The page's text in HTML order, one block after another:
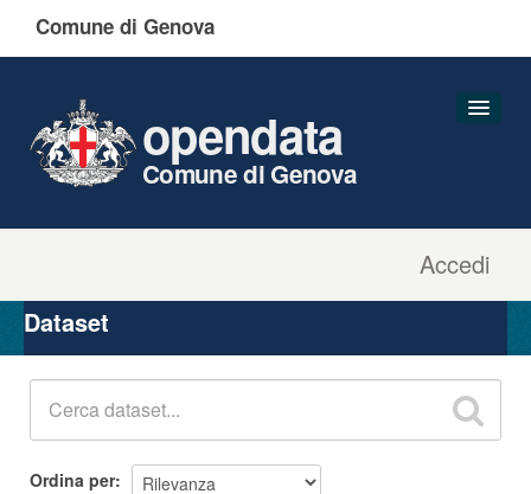
Comune di Genova
Accedi
opendata
Comune di Genova
Organizzazioni
Gruppi
Dataset
Ordina per